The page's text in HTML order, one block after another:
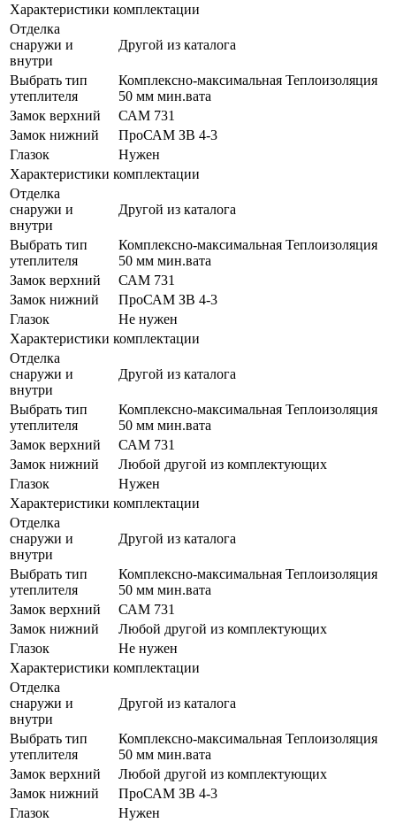
Характеристики комплектации
Отделка
снаружи и
внутри
Другой из каталога
Выбрать тип
утеплителя
Комплексно-максимальная Теплоизоляция
50 мм мин.вата
Замок верхний
САМ 731
Замок нижний
ПроСАМ ЗВ 4-3
Глазок
Нужен
Характеристики комплектации
Отделка
снаружи и
внутри
Другой из каталога
Выбрать тип
утеплителя
Комплексно-максимальная Теплоизоляция
50 мм мин.вата
Замок верхний
САМ 731
Замок нижний
ПроСАМ ЗВ 4-3
Глазок
Не нужен
Характеристики комплектации
Отделка
снаружи и
внутри
Другой из каталога
Выбрать тип
утеплителя
Комплексно-максимальная Теплоизоляция
50 мм мин.вата
Замок верхний
САМ 731
Замок нижний
Любой другой из комплектующих
Глазок
Нужен
Характеристики комплектации
Отделка
снаружи и
внутри
Другой из каталога
Выбрать тип
утеплителя
Комплексно-максимальная Теплоизоляция
50 мм мин.вата
Замок верхний
САМ 731
Замок нижний
Любой другой из комплектующих
Глазок
Не нужен
Характеристики комплектации
Отделка
снаружи и
внутри
Другой из каталога
Выбрать тип
утеплителя
Комплексно-максимальная Теплоизоляция
50 мм мин.вата
Замок верхний
Любой другой из комплектующих
Замок нижний
ПроСАМ ЗВ 4-3
Глазок
Нужен